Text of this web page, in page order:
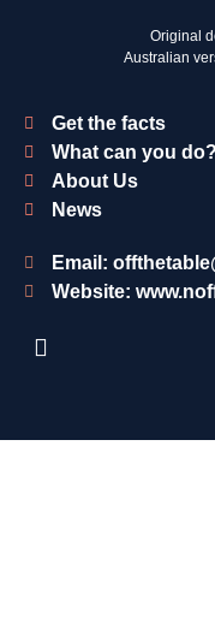
Original
Australian
Get the facts
What can you do?
About Us
News
Email:
Website: